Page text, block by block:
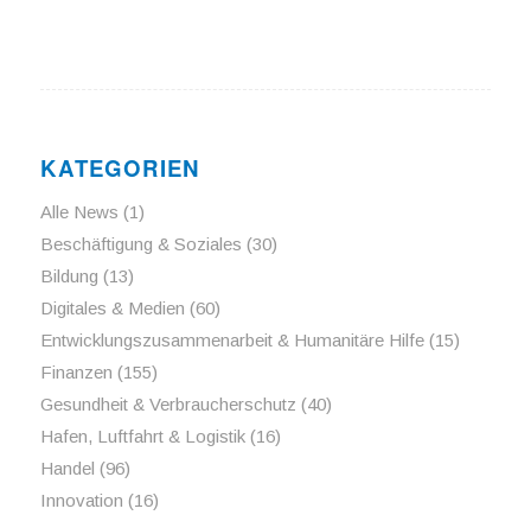
KATEGORIEN
Alle News (1)
Beschäftigung & Soziales (30)
Bildung (13)
Digitales & Medien (60)
Entwicklungszusammenarbeit & Humanitäre Hilfe(15)
Finanzen (155)
Gesundheit & Verbraucherschutz (40)
Hafen, Luftfahrt & Logistik(16)
Handel (96)
Innovation (16)